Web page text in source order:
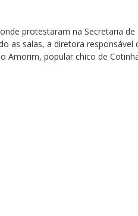
protestaram na Secretaria de
as salas, a diretora responsável
Amorim, popular chico de